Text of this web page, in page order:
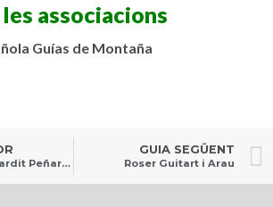
associacions
Guías de Montaña
Montserrat Bacardit Peñarroya
GUIA SEGÜENT
Roser Guitart i Arau